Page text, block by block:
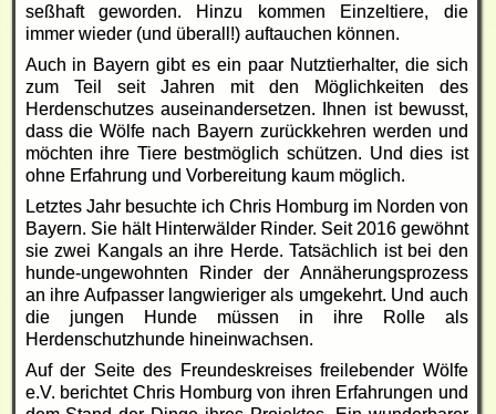
seßhaft geworden. Hinzu kommen Einzeltiere, die
immer wieder (und überall!) auftauchen können.
Auch in Bayern gibt es ein paar Nutztierhalter, die sich
zum Teil seit Jahren mit den Möglichkeiten des
Herdenschutzes auseinandersetzen. Ihnen ist bewusst,
dass die Wölfe nach Bayern zurückkehren werden und
möchten ihre Tiere bestmöglich schützen. Und dies ist
ohne Erfahrung und Vorbereitung kaum möglich.
Letztes Jahr besuchte ich Chris Homburg im Norden von
Bayern. Sie hält Hinterwälder Rinder. Seit 2016 gewöhnt
sie zwei Kangals an ihre Herde. Tatsächlich ist bei den
hunde-ungewohnten Rinder der Annäherungsprozess
an ihre Aufpasser langwieriger als umgekehrt. Und auch
die jungen Hunde müssen in ihre Rolle als
Herdenschutzhunde hineinwachsen.
Auf der Seite des Freundeskreises freilebender Wölfe
e.V. berichtet Chris Homburg von ihren Erfahrungen und